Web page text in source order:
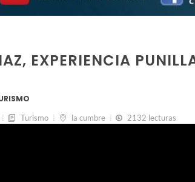
EXPERIENCIA
Turismo la cumbre 2132 lecturas